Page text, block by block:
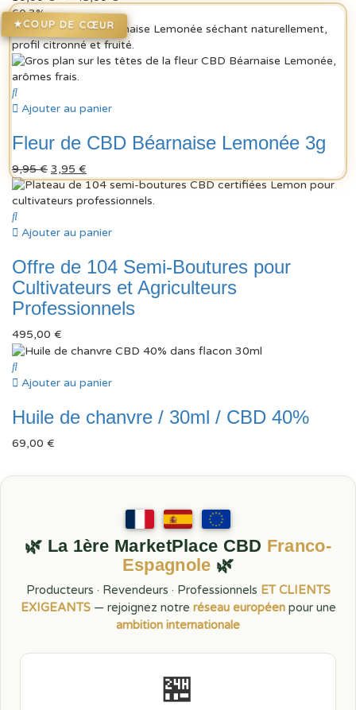
de
prix :
10,00 €
à
60.3%
Ajouter au panier
Fleur de CBD Béarnaise Lemonée 3g
9,95€ Le
prix
initial
9,95 €.
3,95 €
prix
actuel
3,95 €.
Ajouter au panier
Offre de 104 Semi-Boutures pour
Cultivateurs et Agriculteurs
Professionnels
495,00 €
Ajouter au panier
Huile de chanvre / 30ml / CBD 40%
69,00 €
🌿 La 1ère MarketPlace CBD Franco-
Espagnole 🌿
Producteurs · Revendeurs · Professionnels ET CLIENTS
EXIGEANTS— rejoignez notre réseau européenpour une
ambition internationale
🏪